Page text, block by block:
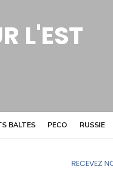
L'EST
BALTES PECO RUSSIE
RECEVEZ